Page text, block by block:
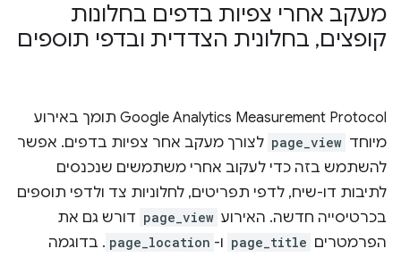
מעקב אחרי צפיות בדפים בחלונות
קופצים, בחלונית הצדדית ובדפי תוספים
‫Google Analytics Measurement Protocol תומך באירוע
מיוחד page_view לצורך מעקב אחר צפיות בדפים. אפשר
להשתמש בזה כדי לעקוב אחרי משתמשים שנכנסים
לתיבות דו-שיח, לדפי תפריטים, לחלוניות צד ולדפי תוספים
בכרטיסייה חדשה. האירוע page_view דורש גם את
הפרמטרים page_title ו- page_location . בדוגמה